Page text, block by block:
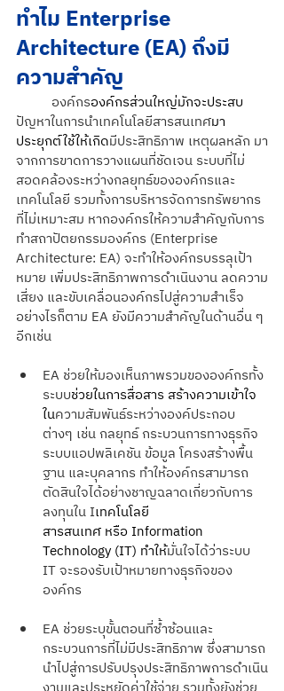
ทำไม Enterprise
Architecture (EA) ถึงมี
ความสำคัญ
องค์กรองค์กรส่วนใหญ่มักจะประสบ
ปัญหาในการนำเทคโนโลยีสารสนเทศมา
ประยุกต์ใช้ให้เกิดมีประสิทธิภาพ เหตุผลหลัก มา
จากการขาดการวางแผนที่ชัดเจน ระบบที่ไม่
สอดคล้องระหว่างกลยุทธ์ขององค์กรและ
เทคโนโลยี รวมทั้งการบริหารจัดการทรัพยากร
ที่ไม่เหมาะสม หากองค์กรให้ความสำคัญกับการ
ทำสถาปัตยกรรมองค์กร (Enterprise
Architecture: EA) จะทำให้องค์กรบรรลุเป้า
หมาย เพิ่มประสิทธิภาพการดำเนินงาน ลดความ
เสี่ยง และขับเคลื่อนองค์กรไปสู่ความสำเร็จ
อย่างไรก็ตาม EA ยังมีความสำคัญในด้านอื่น ๆ
อีกเช่น
EA ช่วยให้มองเห็นภาพรวมขององค์กรทั้ง
ระบบช่วยในการสื่อสาร สร้างความเข้าใจ
ในความสัมพันธ์ระหว่างองค์ประกอบ
ต่างๆ เช่น กลยุทธ์ กระบวนการทางธุรกิจ
ระบบแอปพลิเคชัน ข้อมูล โครงสร้างพื้น
ฐาน และบุคลากร ทำให้องค์กรสามารถ
ตัดสินใจได้อย่างชาญฉลาดเกี่ยวกับการ
ลงทุนใน Iเทคโนโลยี
สารสนเทศ หรือ Information
Technology (IT) ทำให้มั่นใจได้ว่าระบบ
IT จะรองรับเป้าหมายทางธุรกิจของ
องค์กร
EA ช่วยระบุขั้นตอนที่ซ้ำซ้อนและ
กระบวนการที่ไม่มีประสิทธิภาพ ซึ่งสามารถ
นำไปสู่การปรับปรุงประสิทธิภาพการดำเนิน